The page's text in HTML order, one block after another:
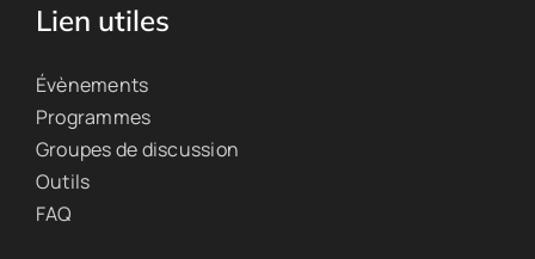
Lien utiles
Évènements
Programmes
Groupes de discussion
Outils
FAQ